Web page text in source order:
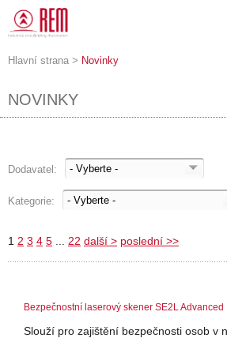
Hlavní strana > Novinky
NOVINKY
Dodavatel:
Kategorie:
1 2 3 4 5 22 další > poslední >>
Bezpečnostní laserový skener SE2L Advanced
Slouží pro zajištění bezpečnosti osob v